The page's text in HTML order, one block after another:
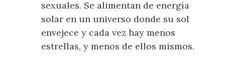
sexuales. Se alimentan de energía
solar en un universo donde su sol
envejece y cada vez hay menos
estrellas, y menos de ellos mismos.